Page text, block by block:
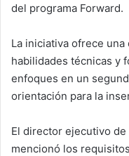
del programa Forward.
La iniciativa ofrece
habilidades técnicas y
enfoques en un
orientación para la
El director ejecutivo de
mencionó los